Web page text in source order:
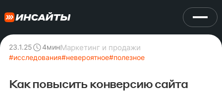
23.1.25 4минМаркетинг и продажи
#исследования#невероятное#полезное
Как повысить конверсию сайта